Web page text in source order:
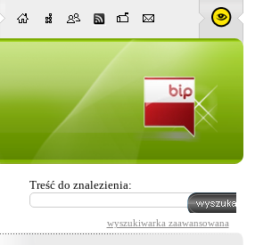
Treść do znalezienia:
wyszukiwarka zaawansowana